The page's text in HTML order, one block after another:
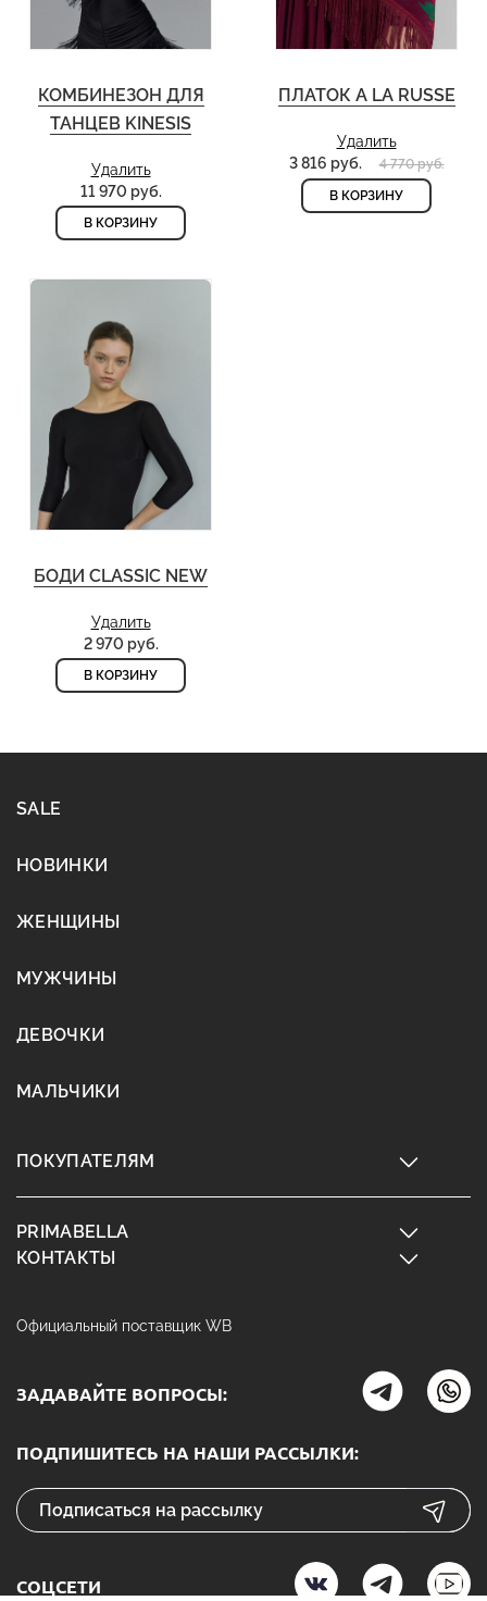
КОМБИНЕЗОН ДЛЯ
ТАНЦЕВ KINESIS
Удалить
11 970 руб.
В КОРЗИНУ
ПЛАТОК A LA RUSSE
Удалить
3 816 руб.
4 770 руб.
В КОРЗИНУ
БОДИ CLASSIC NEW
Удалить
2 970 руб.
В КОРЗИНУ
SALE
НОВИНКИ
ЖЕНЩИНЫ
МУЖЧИНЫ
ДЕВОЧКИ
МАЛЬЧИКИ
ПОКУПАТЕЛЯМ
PRIMABELLA
КОНТАКТЫ
Официальный поставщик WB
ЗАДАВАЙТЕ ВОПРОСЫ:
ПОДПИШИТЕСЬ НА НАШИ РАССЫЛКИ:
СОЦСЕТИ